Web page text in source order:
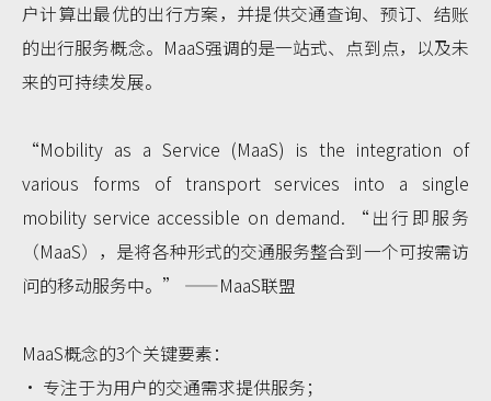
户计算出最优的出行方案，并提供交通查询、预订、结账
的出行服务概念。MaaS强调的是一站式、点到点，以及未
来的可持续发展。
“Mobility as a Service (MaaS) is the integration of
various forms of transport services into a single
mobility service accessible on demand.
“出行即服务
（MaaS），是将各种形式的交通服务整合到一个可按需访
问的移动服务中。” ——MaaS联盟
MaaS概念的3个关键要素：
• 专注于为用户的交通需求提供服务；